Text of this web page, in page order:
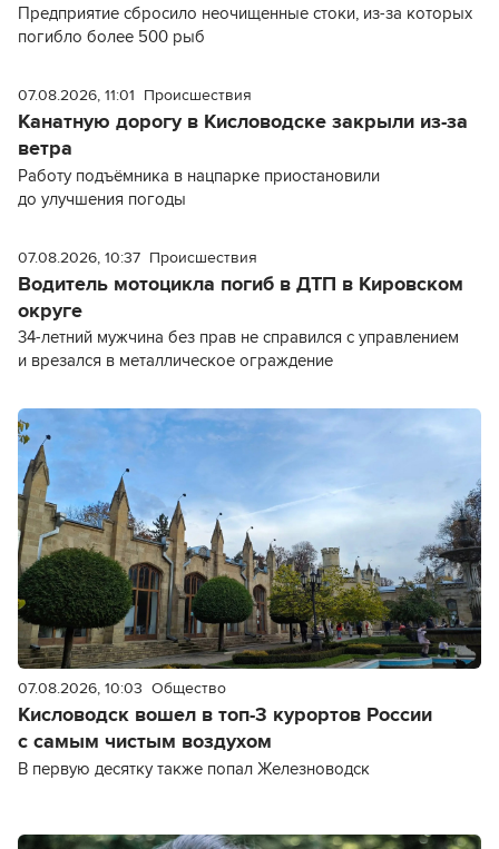
Предприятие сбросило неочищенные стоки, из-за которых
погибло более 500 рыб
07.08.2026, 11:01 Происшествия
Канатную дорогу в Кисловодске закрыли из-за
ветра
Работу подъёмника в нацпарке приостановили
до улучшения погоды
07.08.2026, 10:37 Происшествия
Водитель мотоцикла погиб в ДТП в Кировском
округе
34-летний мужчина без прав не справился с управлением
и врезался в металлическое ограждение
07.08.2026, 10:03 Общество
Кисловодск вошел в топ-3 курортов России
с самым чистым воздухом
В первую десятку также попал Железноводск